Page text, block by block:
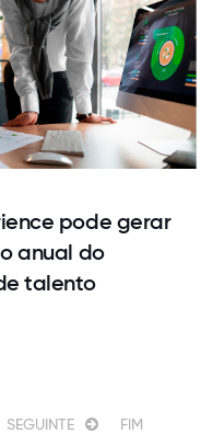
pode gerar
anual do
talento
SEGUINTE FIM